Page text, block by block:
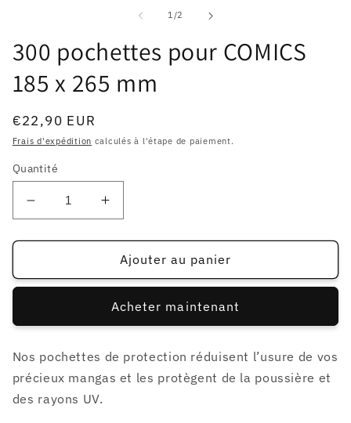
une
fenêtre
modale
1/de
2
300 pochettes pour COMICS
185 x 265 mm
Prix
habituel
€22,90 EUR
Frais d'expédition calculés à l'étape de paiement.
Quantité
Réduire
la
quantité
300
COMICS
x
265
mm
Augmenter
la
quantité
de
300
pour
COMICS
x
265
Ajouter au panier
Acheter maintenant
Nos pochettes de protection réduisent l’usure de vos
précieux mangas et les protègent de la poussière et
des rayons UV.